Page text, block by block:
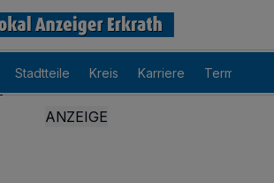
Stadtteile Kreis Karriere Termine